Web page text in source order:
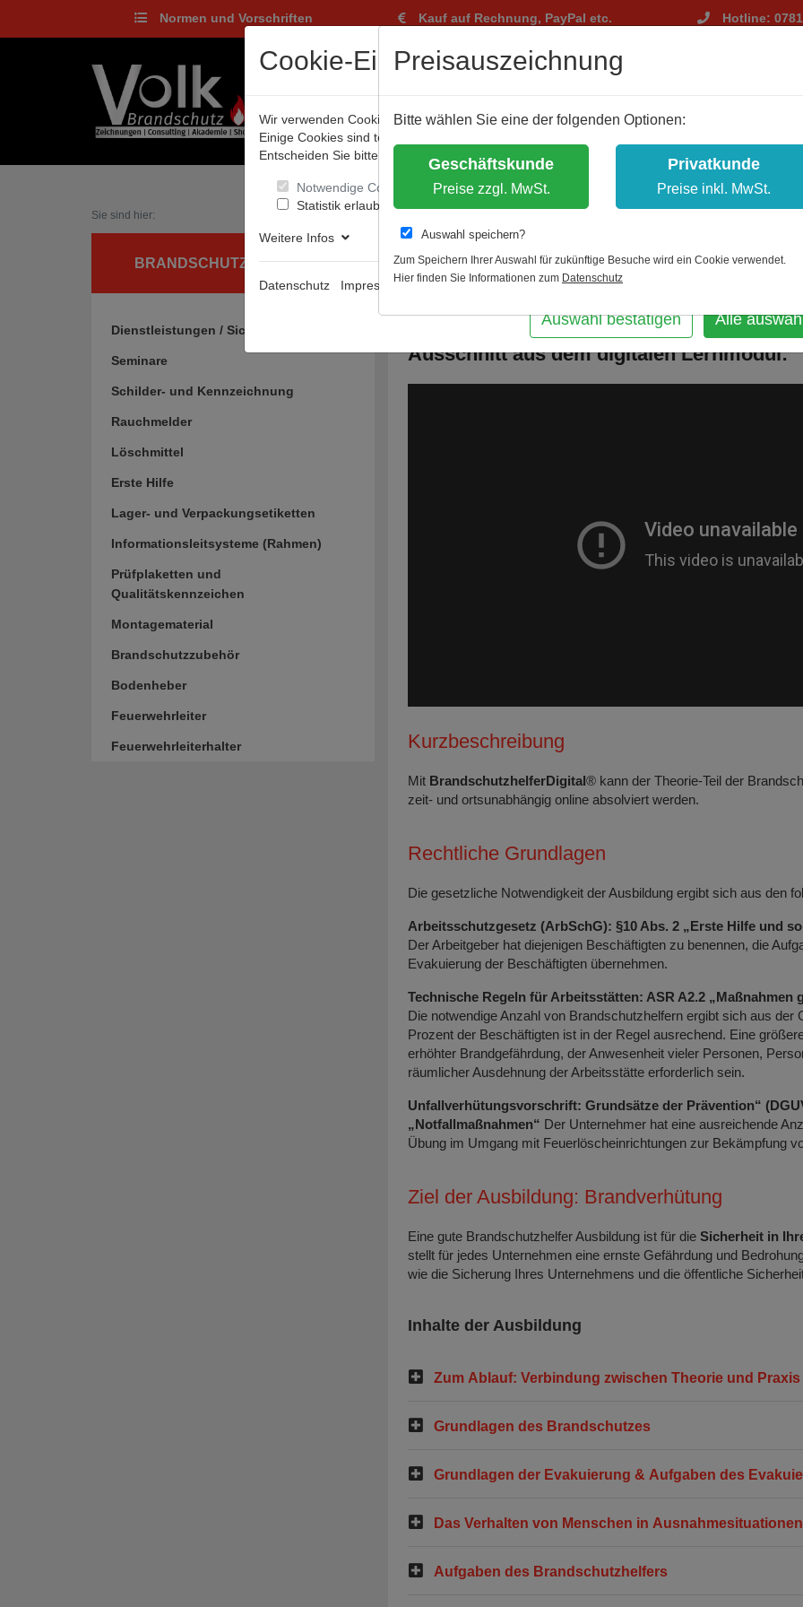
Normen und Vorschriften Kauf auf Rechnung, PayPal etc. Hotline:
Sie sind hier:
BRANDSCHUTZ UND MEHR
Dienstleistungen / Sicherheitsgrafiken
Seminare
Schilder- und Kennzeichnung
Rauchmelder
Löschmittel
Erste Hilfe
Lager- und Verpackungsetiketten
Informationsleitsysteme (Rahmen)
Prüfplaketten und
Qualitätskennzeichen
Montagematerial
Brandschutzzubehör
Bodenheber
Feuerwehrleiter
Feuerwehrleiterhalter
BrandschutzhelferDIGITAL®
Ausschnitt aus dem digitalen Lernmodul:
Kurzbeschreibung
Mit BrandschutzhelferDigital® kann der Theorie-Teil der
zeit- und ortsunabhängig online absolviert werden.
Rechtliche Grundlagen
Die gesetzliche Notwendigkeit der Ausbildung ergibt sich aus den
Arbeitsschutzgesetz (ArbSchG): §10 Abs. 2 „Erste Hilfe und
Der Arbeitgeber hat diejenigen Beschäftigten zu benennen, die
Evakuierung der Beschäftigten übernehmen.
Technische Regeln für Arbeitsstätten: ASR A2.2
Die notwendige Anzahl von Brandschutzhelfern ergibt sich aus der
Prozent der Beschäftigten ist in der Regel ausrechend. Eine
erhöhter Brandgefährdung, der Anwesenheit vieler Personen,
räumlicher Ausdehnung der Arbeitsstätte erforderlich sein.
Unfallverhütungsvorschrift: Grundsätze der Prävention“
„Notfallmaßnahmen“ Der Unternehmer hat eine ausreichende
Übung im Umgang mit Feuerlöscheinrichtungen zur Bekämpfung
Ziel der Ausbildung: Brandverhütung
Eine gute Brandschutzhelfer Ausbildung ist für die Sicherheit in
stellt für jedes Unternehmen eine ernste Gefährdung und
wie die Sicherung Ihres Unternehmens und die öffentliche
Inhalte der Ausbildung
Zum Ablauf: Verbindung zwischen Theorie und Praxis
Grundlagen des Brandschutzes
Grundlagen der Evakuierung & Aufgaben des
Das Verhalten von Menschen in Ausnahmesituationen
Aufgaben des Brandschutzhelfers
Cookie-Einstellungen
Wir verwenden Cookies, um Ihnen ein optimales Einkaufserlebnis zu bieten.
Einige Cookies sind technisch notwendig, andere dienen zu anonymen Statistikzwecken.
Entscheiden Sie bitte selbst, welche Cookies Sie akzeptieren.
Notwendige Cookies erlauben
Statistik erlauben
Weitere Infos
Datenschutz Impressum
Auswahl bestätigen Alle
Preisauszeichnung
Bitte wählen Sie eine der folgenden Optionen:
Geschäftskunde
Preise zzgl. MwSt.
Privatkunde
Preise inkl. MwSt.
Auswahl speichern?
Zum Speichern Ihrer Auswahl für zukünftige Besuche wird ein Cookie verwendet.
Hier finden Sie Informationen zum Datenschutz